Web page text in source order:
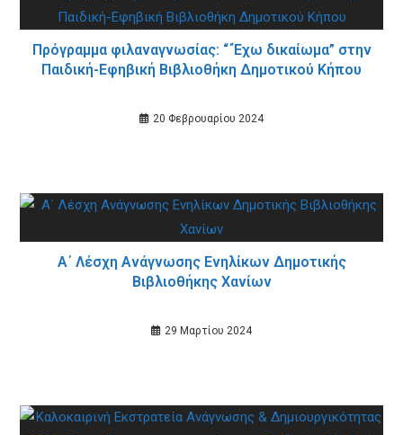
Πρόγραμμα φιλαναγνωσίας: “΄Έχω δικαίωμα” στην
Παιδική-Εφηβική Βιβλιοθήκη Δημοτικού Κήπου
20 Φεβρουαρίου 2024
Α΄ Λέσχη Ανάγνωσης Ενηλίκων Δημοτικής
Βιβλιοθήκης Χανίων
29 Μαρτίου 2024